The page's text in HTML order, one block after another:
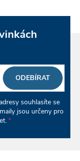
souhlasíte se
jsou určeny pro
ODEBÍRAT